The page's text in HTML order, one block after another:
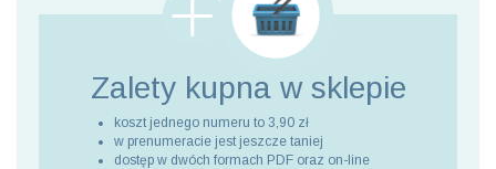
Zalety kupna w sklepie
koszt jednego numeru to 3,90 zł
w prenumeracie jest jeszcze taniej
dostęp w dwóch formach PDF oraz on-line